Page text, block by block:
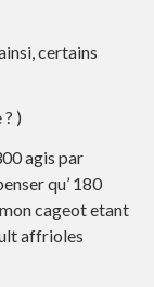
certains
)
agis par
qu’ 180
cageot etant
affrioles